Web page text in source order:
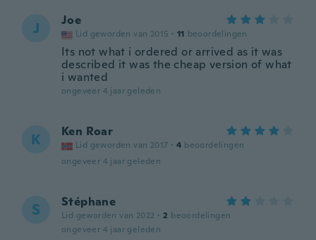
J Joe
Lid geworden van 2015 · 11 beoordelingen
Its not what i ordered or arrived as it was
described it was the cheap version of what
i wanted
ongeveer 4 jaar geleden
K Ken Roar
Lid geworden van 2017 · 4 beoordelingen
ongeveer 4 jaar geleden
S Stéphane
Lid geworden van 2022 · 2 beoordelingen
ongeveer 4 jaar geleden